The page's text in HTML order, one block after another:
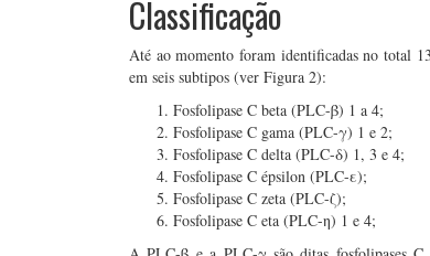
Classificação
Até ao momento foram identificadas no total
em seis subtipos (ver Figura 2):
Fosfolipase C beta (PLC-β) 1 a 4;
Fosfolipase C gama (PLC-γ) 1 e 2;
Fosfolipase C delta (PLC-δ) 1, 3 e 4;
Fosfolipase C épsilon (PLC-ε);
Fosfolipase C zeta (PLC-ζ);
Fosfolipase C eta (PLC-η) 1 e 4;